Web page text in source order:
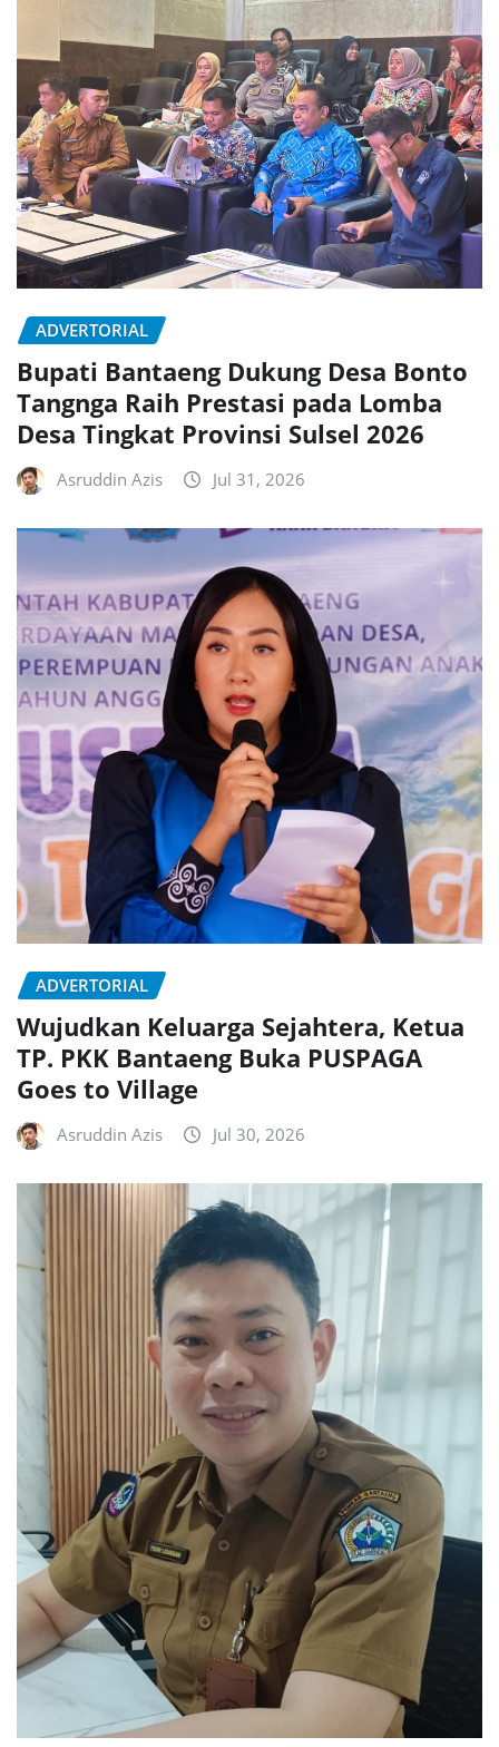
ADVERTORIAL
Bupati Bantaeng Dukung Desa Bonto
Tangnga Raih Prestasi pada Lomba
Desa Tingkat Provinsi Sulsel 2026
Asruddin Azis Jul 31, 2026
ADVERTORIAL
Wujudkan Keluarga Sejahtera, Ketua
TP. PKK Bantaeng Buka PUSPAGA
Goes to Village
Asruddin Azis Jul 30, 2026